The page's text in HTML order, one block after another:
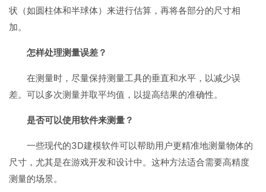
状（如圆柱体和半球体）来进行估算，再将各部分的尺寸相
加。
怎样处理测量误差？
在测量时，尽量保持测量工具的垂直和水平，以减少误
差。可以多次测量并取平均值，以提高结果的准确性。
是否可以使用软件来测量？
一些现代的3D建模软件可以帮助用户更精准地测量物体的
尺寸，尤其是在游戏开发和设计中。这种方法适合需要高精度
测量的场景。